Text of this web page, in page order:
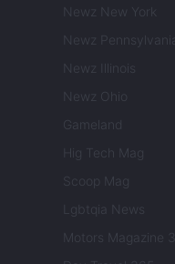
Newz New York
Newz Pennsylvania
Newz Illinois
Newz Ohio
Gameland
Hig Tech Mag
Scoop Mag
Lgbtqia News
Motors Magazine